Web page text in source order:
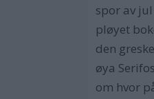
spor av
pløyet
den
øya
om hvor